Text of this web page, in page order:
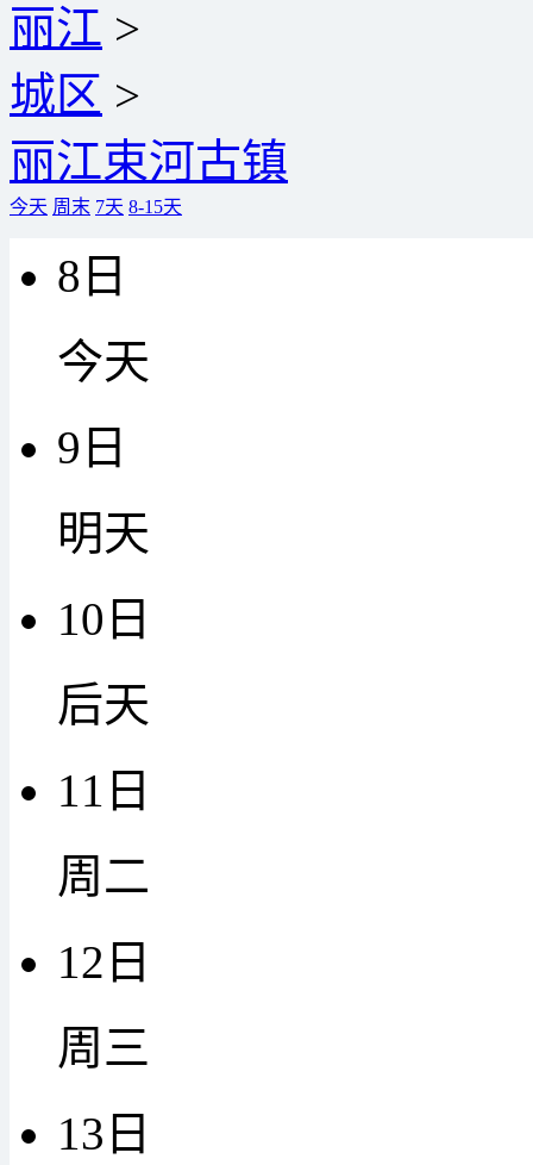
丽江 >
城区 >
丽江束河古镇
今天 周末 7天 8-15天
8日
今天
9日
明天
10日
后天
11日
周二
12日
周三
13日